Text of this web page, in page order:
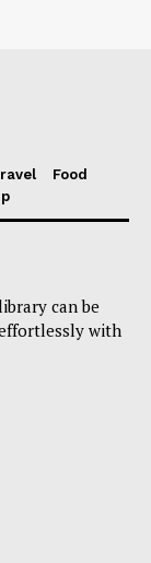
Food
can be
with